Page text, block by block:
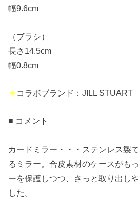
幅9.6cm
（ブラシ）
長さ14.5cm
幅0.8cm
★コラボブランド：JILL STUART
■ コメント
カードミラー・・・ステンレス製
るミラー。合皮素材のケースがも
ーを保護しつつ、さっと取り出し
した。